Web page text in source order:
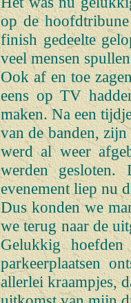
op de
finish gedeelte
veel mensen
Ook af en toe
eens op TV
maken. Na een
van de banden,
werd al weer
werden
evenement liep nu
Dus konden we
we terug naar de
Gelukkig
parkeerplaatsen
allerlei kraampjes,